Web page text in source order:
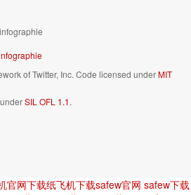
of Twitter, Inc. Code licensed underMIT
SIL OFL 1.1.
官网下载纸飞机下载safew官网 safew下载